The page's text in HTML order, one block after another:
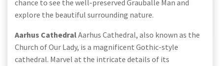
chance to see the well-preserved Grauballe Man and
explore the beautiful surrounding nature.
Aarhus CathedralAarhus Cathedral, also known as the
Church of Our Lady, is a magnificent Gothic-style
cathedral. Marvel at the intricate details of its